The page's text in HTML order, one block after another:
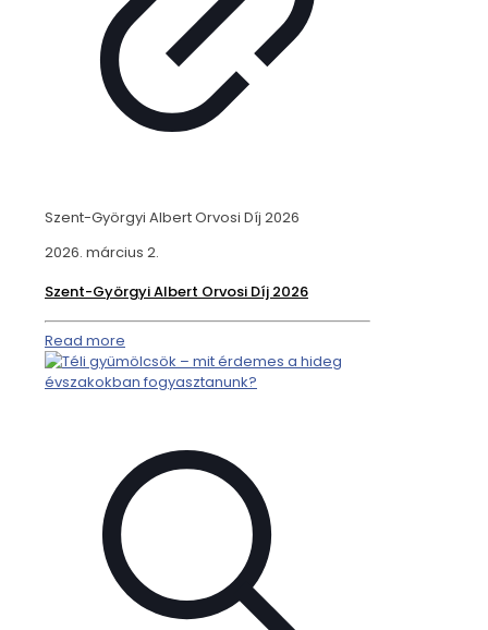
Szent-Györgyi Albert Orvosi Díj 2026
2026. március 2.
Szent-Györgyi Albert Orvosi Díj 2026
Read more